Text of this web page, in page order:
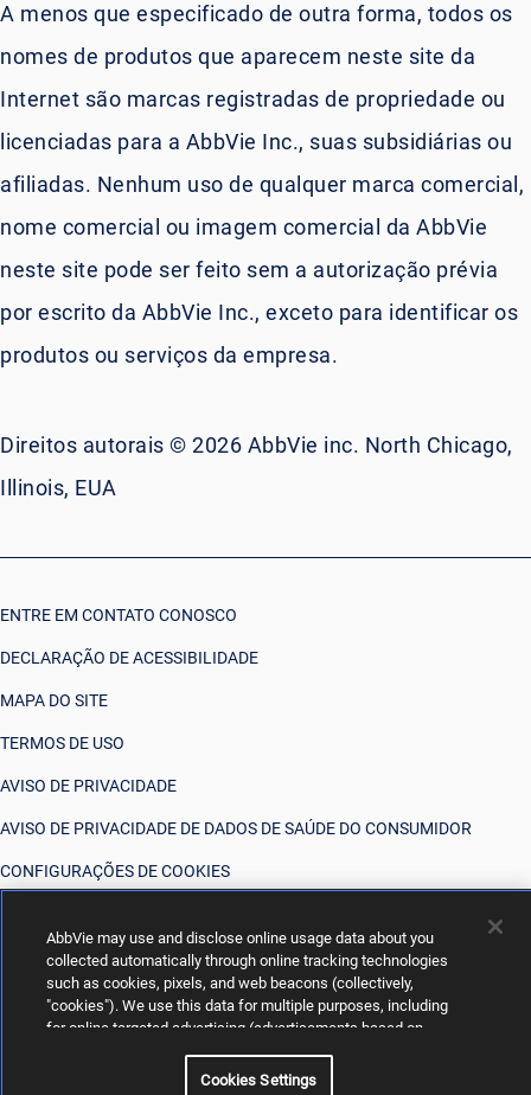
A menos que especificado de outra forma, todos os
nomes de produtos que aparecem neste site da
Internet são marcas registradas de propriedade ou
licenciadas para a AbbVie Inc., suas subsidiárias ou
afiliadas. Nenhum uso de qualquer marca comercial,
nome comercial ou imagem comercial da AbbVie
neste site pode ser feito sem a autorização prévia
por escrito da AbbVie Inc., exceto para identificar os
produtos ou serviços da empresa.
Direitos autorais © 2026 AbbVie inc. North Chicago,
Illinois, EUA
ENTRE EM CONTATO CONOSCO
DECLARAÇÃO DE ACESSIBILIDADE
MAPA DO SITE
TERMOS DE USO
AVISO DE PRIVACIDADE
AVISO DE PRIVACIDADE DE DADOS DE SAÚDE DO CONSUMIDOR
CONFIGURAÇÕES DE COOKIES
AbbVie may use and disclose online usage data about you
collected automatically through online tracking technologies
such as cookies, pixels, and web beacons (collectively,
"cookies"). We use this data for multiple purposes, including
for online targeted advertising (advertisements based on
your interests inferred from your activity across other
unaffiliated sites and services) and website analytics
Cookies Settings